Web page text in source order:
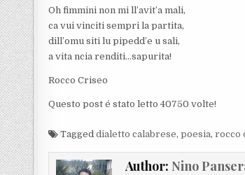
Oh fimmini non mi ll’avit’a mali,
ca vui vinciti sempri la partita,
dill’omu siti lu pipedd’e u sali,
a vita ncia renditi…sapurita!
Rocco Criseo
Questo post é stato letto 40750 volte!
Taggeddialetto calabrese,poesia,rocco
Author: Nino